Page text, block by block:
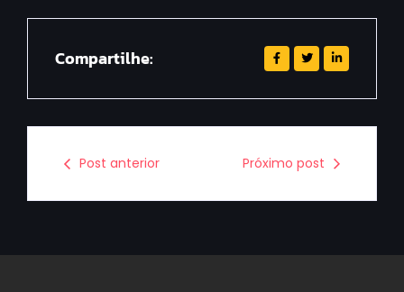
Compartilhe:
Post anterior Próximo post